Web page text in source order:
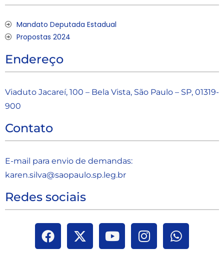
Mandato Deputada Estadual
Propostas 2024
Endereço
Viaduto Jacareí, 100 – Bela Vista, São Paulo – SP, 01319-
900
Contato
E-mail para envio de demandas:
karen.silva@saopaulo.sp.leg.br
Redes sociais